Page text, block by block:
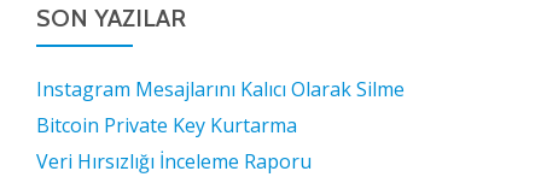
SON YAZILAR
Instagram Mesajlarını Kalıcı Olarak Silme
Bitcoin Private Key Kurtarma
Veri Hırsızlığı İnceleme Raporu